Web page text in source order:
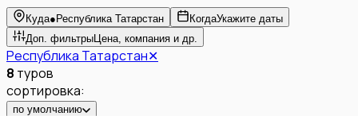
Куда● Республика Татарстан КогдаУкажите даты
Доп. фильтры Цена, компания и др.
Республика Татарстан✕
8 туров
сортировка:
по умолчанию